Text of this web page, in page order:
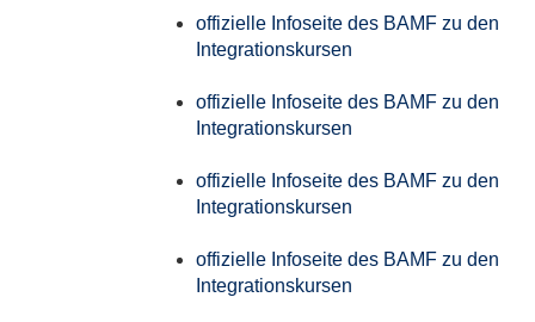
offizielle Infoseite des BAMF zu den
Integrationskursen
offizielle Infoseite des BAMF zu den
Integrationskursen
offizielle Infoseite des BAMF zu den
Integrationskursen
offizielle Infoseite des BAMF zu den
Integrationskursen